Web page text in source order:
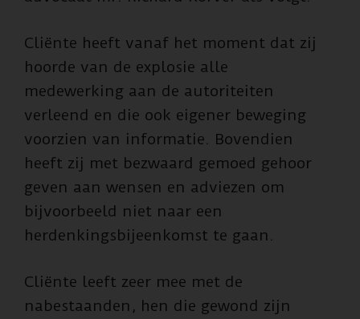
Cliënte heeft vanaf het moment dat zij
hoorde van de explosie alle
medewerking aan de autoriteiten
verleend en die ook eigener beweging
voorzien van informatie. Bovendien
heeft zij met bezwaard gemoed gehoor
geven aan wensen en adviezen om
bijvoorbeeld niet naar een
herdenkingsbijeenkomst te gaan.
Cliënte leeft zeer mee met de
nabestaanden, hen die gewond zijn